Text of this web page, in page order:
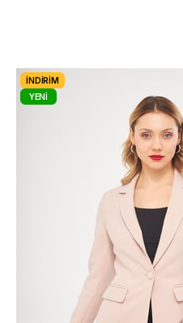
İNDIRIM
YENI